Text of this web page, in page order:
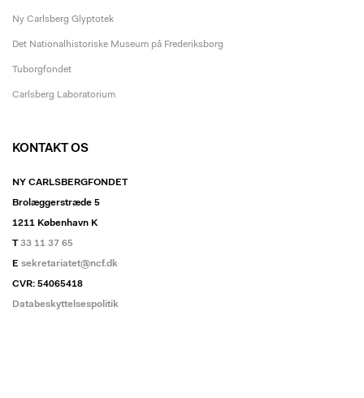
Ny Carlsberg Glyptotek
Det Nationalhistoriske Museum på Frederiksborg
Tuborgfondet
Carlsberg Laboratorium
KONTAKT OS
NY CARLSBERGFONDET
Brolæggerstræde 5
1211 København K
T33 11 37 65
E sekretariatet@ncf.dk
CVR: 54065418
Databeskyttelsespolitik